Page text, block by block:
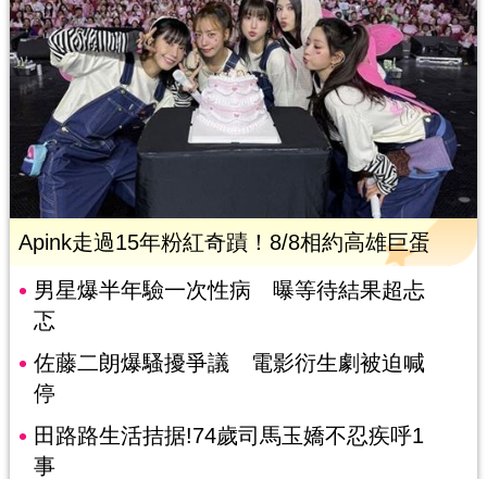
Apink走過15年粉紅奇蹟！8/8相約高雄巨蛋
男星爆半年驗一次性病 曝等待結果超忐
忑
佐藤二朗爆騷擾爭議 電影衍生劇被迫喊
停
田路路生活拮据!74歲司馬玉嬌不忍疾呼1
事